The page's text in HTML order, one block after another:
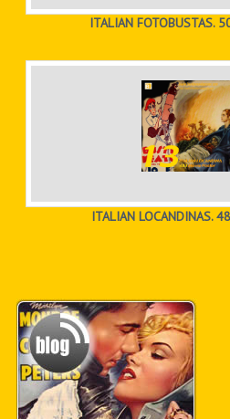
ITALIAN FOTOBUSTAS.
ITALIAN LOCANDINAS.